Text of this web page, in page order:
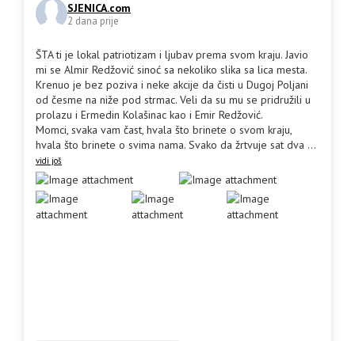
SJENICA.com
2 dana prije
ŠTA ti je lokal patriotizam i ljubav prema svom kraju. Javio
mi se Almir Redžović sinoć sa nekoliko slika sa lica mesta.
Krenuo je bez poziva i neke akcije da čisti u Dugoj Poljani
od česme na niže pod strmac. Veli da su mu se pridružili u
prolazu i Ermedin Kolašinac kao i Emir Redžović.
Momci, svaka vam čast, hvala što brinete o svom kraju,
hvala što brinete o svima nama. Svako da žrtvuje sat dva ...
vidi još